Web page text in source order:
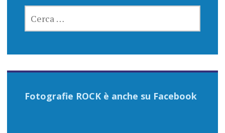
PER:
Fotografie ROCK è anche su Facebook